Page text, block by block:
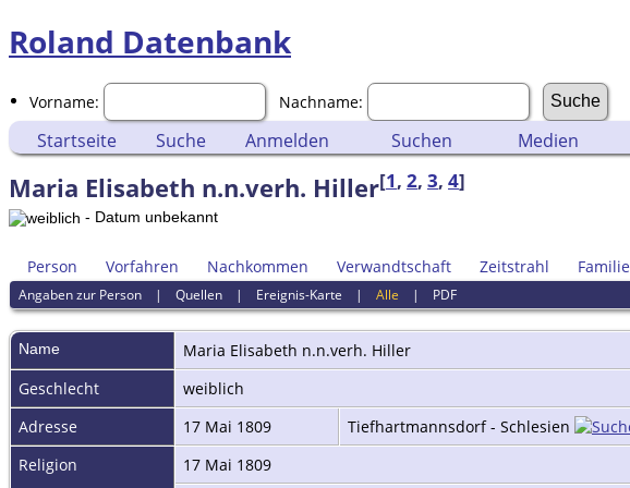
Roland Datenbank
Vorname: Nachname:
Startseite Suche Anmelden Suchen Medien
Maria Elisabeth n.n.verh. Hiller[1, 2, 3, 4]
- Datum unbekannt
Person Vorfahren Nachkommen Verwandtschaft Zeitstrahl Familie
Angaben zur Person |Quellen | Ereignis-Karte |Alle | PDF
Name Maria Elisabeth n.n.verh. Hiller
Geschlecht
weiblich
Adresse
17 Mai 1809
Tiefhartmannsdorf - Schlesien
Religion
17 Mai 1809